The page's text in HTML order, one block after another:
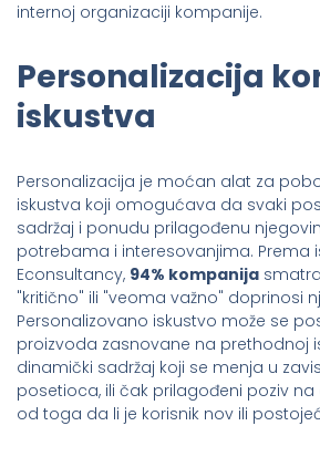
internoj organizaciji kompanije.
Personalizacija
iskustva
Personalizacija je moćan alat za
iskustva koji omogućava da svaki
sadržaj i ponudu prilagođenu
potrebama i interesovanjima. Prema
Econsultancy, 94% kompanija
"kritično" ili "veoma važno" doprinosi
Personalizovano iskustvo može se
proizvoda zasnovane na prethodnoj
dinamički sadržaj koji se menja u
posetioca, ili čak prilagođeni poziv na
od toga da li je korisnik nov ili